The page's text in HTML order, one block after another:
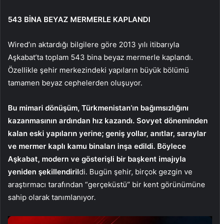
543 BİNA BEYAZ MERMERLE KAPLANDI
Wired’ın aktardığı bilgilere göre 2013 yılı itibarıyla
Aşkabat’ta toplam 543 bina beyaz mermerle kaplandı.
Özellikle şehir merkezindeki yapıların büyük bölümü
tamamen beyaz cephelerden oluşuyor.
Bu mimari dönüşüm, Türkmenistan’ın bağımsızlığını
kazanmasının ardından hız kazandı. Sovyet döneminden
kalan eski yapıların yerine; geniş yollar, anıtlar, saraylar
ve mermer kaplı kamu binaları inşa edildi. Böylece
Aşkabat, modern ve gösterişli bir başkent imajıyla
yeniden şekillendirildi. Bugün şehir, birçok gezgin ve
araştırmacı tarafından “gerçeküstü” bir kent görünümüne
sahip olarak tanımlanıyor.